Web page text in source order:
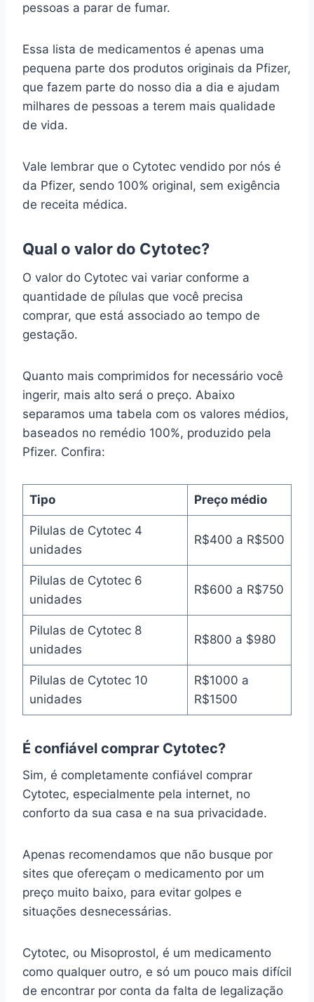
pessoas a parar de fumar.
Essa lista de medicamentos é apenas uma
pequena parte dos produtos originais da Pfizer,
que fazem parte do nosso dia a dia e ajudam
milhares de pessoas a terem mais qualidade
de vida.
Vale lembrar que o Cytotec vendido por nós é
da Pfizer, sendo 100% original, sem exigência
de receita médica.
Qual o valor do Cytotec?
O valor do Cytotec vai variar conforme a
quantidade de pílulas que você precisa
comprar, que está associado ao tempo de
gestação.
Quanto mais comprimidos for necessário você
ingerir, mais alto será o preço. Abaixo
separamos uma tabela com os valores médios,
baseados no remédio 100%, produzido pela
Pfizer. Confira:
Tipo Preço médio
Pilulas de Cytotec 4
unidades
R$400 a R$500
Pilulas de Cytotec 6
unidades
R$600 a R$750
Pilulas de Cytotec 8
unidades
R$800 a $980
Pilulas de Cytotec 10
unidades
R$1000 a
R$1500
É confiável comprar Cytotec?
Sim, é completamente confiável comprar
Cytotec, especialmente pela internet, no
conforto da sua casa e na sua privacidade.
Apenas recomendamos que não busque por
sites que ofereçam o medicamento por um
preço muito baixo, para evitar golpes e
situações desnecessárias.
Cytotec, ou Misoprostol, é um medicamento
como qualquer outro, e só um pouco mais difícil
de encontrar por conta da falta de legalização